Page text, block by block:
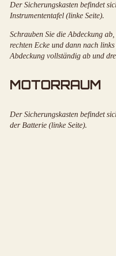
Der Sicherungskasten befindet
Instrumententafel (linke Seite).
Schrauben Sie die Abdeckung
rechten Ecke und dann nach
Abdeckung vollständig ab und
MOTORRAUM
Der Sicherungskasten befindet
der Batterie (linke Seite).